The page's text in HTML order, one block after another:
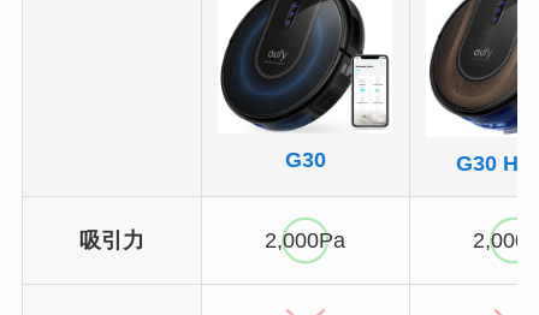
G30 G30
吸引力 2,000Pa